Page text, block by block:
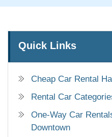
Quick Links
Cheap Car Rental
Rental Car
One-Way Car
Downtown